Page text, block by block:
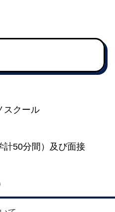
スクール
50分間）及び面接